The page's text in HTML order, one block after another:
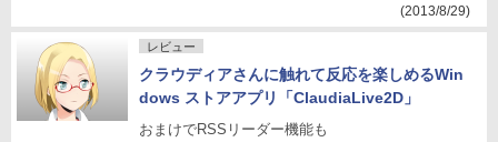
(2013/8/29)
レビュー
クラウディアさんに触れて反応を楽しめるWin
dows ストアアプリ「ClaudiaLive2D」
おまけでRSSリーダー機能も